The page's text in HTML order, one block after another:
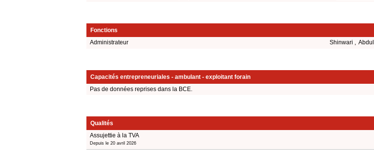
Fonctions
Administrateur
Shinwari , Abdul
Capacités entrepreneuriales - ambulant - exploitant forain
Pas de données reprises dans la BCE.
Qualités
Assujettie à la TVA
Depuis le 20 avril 2026